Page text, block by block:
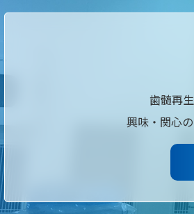
歯髄再
興味・関心